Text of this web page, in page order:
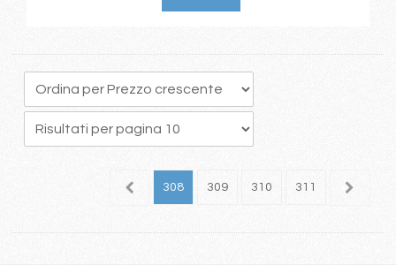
307 308 309 310 311 312